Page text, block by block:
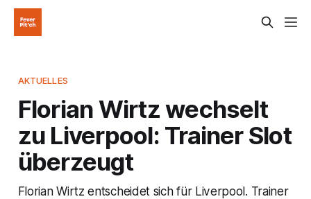
AKTUELLES
Florian Wirtz wechselt
zu Liverpool: Trainer Slot
überzeugt
Florian Wirtz entscheidet sich für Liverpool. Trainer